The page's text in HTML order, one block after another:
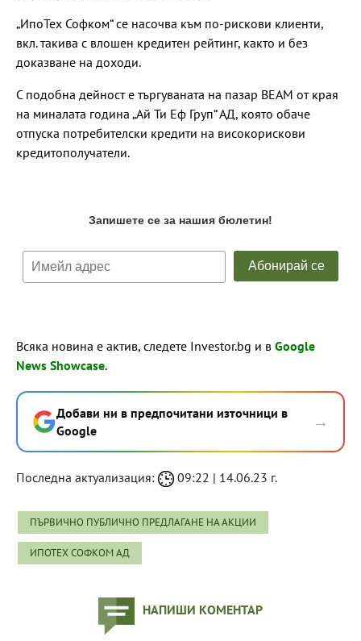
„ИпоТех Софком“ се насочва към по-рискови клиенти,
вкл. такива с влошен кредитен рейтинг, както и без
доказване на доходи.
С подобна дейност е търгуваната на пазар BEAM от края
на миналата година „Ай Ти Еф Груп“ АД, която обаче
отпуска потребителски кредити на високорискови
кредитополучатели.
Всяка новина е актив, следете Investor.bg и в Google
News Showcase.
Добави ни в предпочитани източници в
Google
→
Последна актуализация: 09:22 | 14.06.23 г.
ПЪРВИЧНО ПУБЛИЧНО ПРЕДЛАГАНЕ НА АКЦИИ
ИПОТЕХ СОФКОМ АД
НАПИШИ КОМЕНТАР